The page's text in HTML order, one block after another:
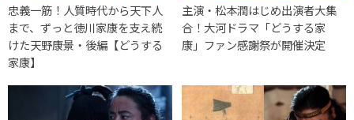
忠義一筋！人質時代から天下人
まで、ずっと徳川家康を支え続
けた天野康景・後編【どうする
家康】
主演・松本潤はじめ出演者大集
合！大河ドラマ「どうする家
康」ファン感謝祭が開催決定